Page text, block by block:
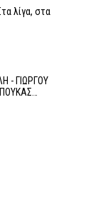
λίγα, στα
- ΓΙΩΡΓΟΥ